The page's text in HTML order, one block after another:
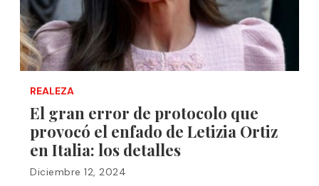
REALEZA
El gran error de protocolo que
provocó el enfado de Letizia Ortiz
en Italia: los detalles
Diciembre 12, 2024